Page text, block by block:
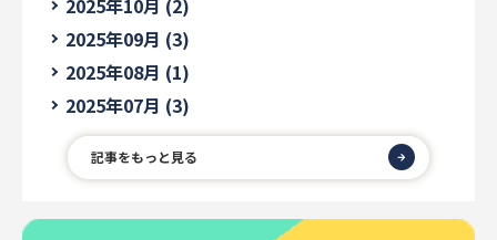
2025年10月 (2)
2025年09月 (3)
2025年08月 (1)
2025年07月 (3)
記事をもっと見る